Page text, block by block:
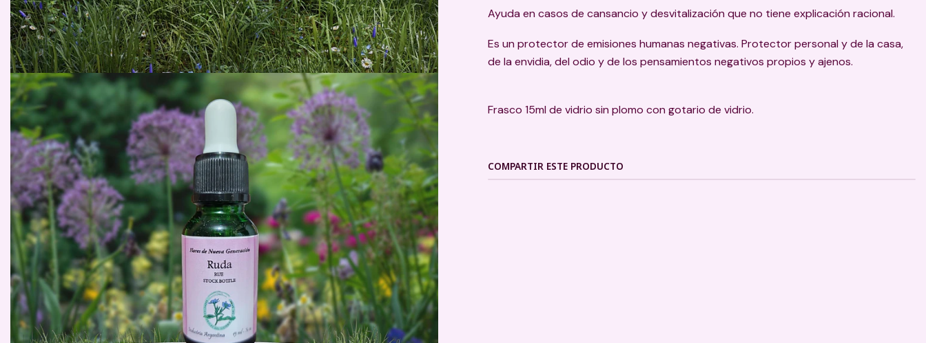
Ayuda en casos de cansancio y desvitalización que no tiene explicación racional.
Es un protector de emisiones humanas negativas. Protector personal y de la casa,
de la envidia, del odio y de los pensamientos negativos propios y ajenos.
Frasco 15ml de vidrio sin plomo con gotario de vidrio.
COMPARTIR ESTE PRODUCTO